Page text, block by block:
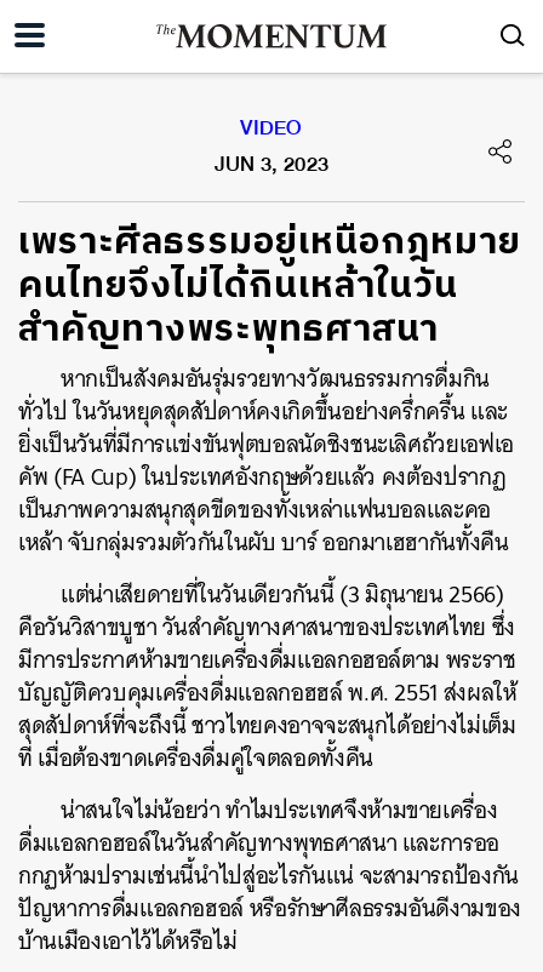
VIDEO
JUN 3, 2023
เพราะศีลธรรมอยู่เหนือกฎหมาย
คนไทยจึงไม่ได้กินเหล้าในวัน
สำคัญทางพระพุทธศาสนา
หากเป็นสังคมอันรุ่มรวยทางวัฒนธรรมการดื่มกิน
ทั่วไป ในวันหยุดสุดสัปดาห์คงเกิดขึ้นอย่างครึ่กครื้น และ
ยิ่งเป็นวันที่มีการแข่งขันฟุตบอลนัดชิงชนะเลิศถ้วยเอฟเอ
คัพ (FA Cup) ในประเทศอังกฤษด้วยแล้ว คงต้องปรากฏ
เป็นภาพความสนุกสุดขีดของทั้งเหล่าแฟนบอลและคอ
เหล้า จับกลุ่มรวมตัวกันในผับ บาร์ ออกมาเฮฮากันทั้งคืน
แต่น่าเสียดายที่ในวันเดียวกันนี้ (3 มิถุนายน 2566)
คือวันวิสาขบูชา วันสำคัญทางศาสนาของประเทศไทย ซึ่ง
มีการประกาศห้ามขายเครื่องดื่มแอลกอฮอล์ตาม พระราช
บัญญัติควบคุมเครื่องดื่มแอลกอฮฮล์ พ.ศ. 2551 ส่งผลให้
สุดสัปดาห์ที่จะถึงนี้ ชาวไทยคงอาจจะสนุกได้อย่างไม่เต็ม
ที่ เมื่อต้องขาดเครื่องดื่มคู่ใจตลอดทั้งคืน
น่าสนใจไม่น้อยว่า ทำไมประเทศจึงห้ามขายเครื่อง
ดื่มแอลกอฮอล์ในวันสำคัญทางพุทธศาสนา และการออ
กกฏห้ามปรามเช่นนี้นำไปสู่อะไรกันแน่ จะสามารถป้องกัน
ปัญหาการดื่มแอลกอฮอล์ หรือรักษาศีลธรรมอันดีงามของ
บ้านเมืองเอาไว้ได้หรือไม่